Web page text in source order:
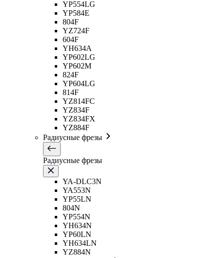
YP554LG
YP584E
804F
YZ724F
604F
YH634A
YP602LG
YP602M
824F
YP604LG
814F
YZ814FC
YZ834F
YZ834FX
YZ884F
Радиусные фрезы
Радиусные фрезы
YA-DLC3N
YA553N
YP55LN
804N
YP554N
YH634N
YP60LN
YH634LN
YZ884N